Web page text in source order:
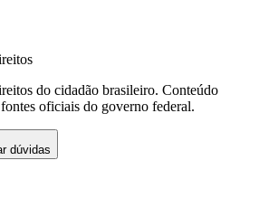
do cidadão brasileiro. Conteúdo
oficiais do governo federal.
dúvidas